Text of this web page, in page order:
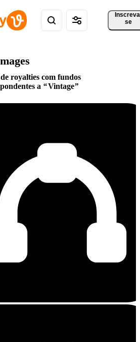
se
royalties com fundos
a
Vintage